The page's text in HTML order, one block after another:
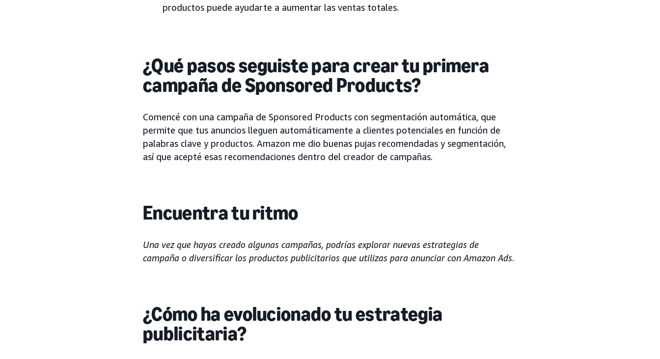
productos puede ayudarte a aumentar las ventas totales.
¿Qué pasos seguiste para crear tu primera
campaña de Sponsored Products?
Comencé con una campaña de Sponsored Products con segmentación automática, que
permite que tus anuncios lleguen automáticamente a clientes potenciales en función de
palabras clave y productos. Amazon me dio buenas pujas recomendadas y segmentación,
así que acepté esas recomendaciones dentro del creador de campañas.
Encuentra tu ritmo
Una vez que hayas creado algunas campañas, podrías explorar nuevas estrategias de
campaña o diversificar los productos publicitarios que utilizas para anunciar con Amazon Ads.
¿Cómo ha evolucionado tu estrategia
publicitaria?